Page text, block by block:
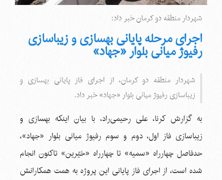
شهردار منطقه دو کرمان خبر داد:
اجرای مرحله پایانی بهسازی و زیباسازی
رفیوژ میانی بلوار «جهاد»
شهردار منطقه دو کرمان، از اجرای فاز پایانی بهسازی و
زیباسازی رفیوژ میانی بلوار «جهاد» خبر داد.
به گزارش کرنا، علی رحیمی‌راد، با بیان اینکه بهسازی و
زیباسازی فاز اول، دوم و سوم رفیوژ میانی بلوار «جهاد»،
حدفاصل چهارراه «سمیه» تا چهارراه «خیّرین» تاکنون انجام
شده است، از اجرای فاز پایانی این پروژه به همت همکارانش